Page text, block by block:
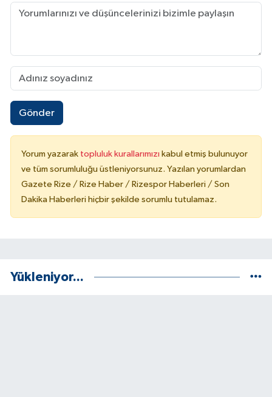
Gönder
Yorum yazarak topluluk kurallarımızı kabul etmiş bulunuyor
ve tüm sorumluluğu üstleniyorsunuz. Yazılan yorumlardan
Gazete Rize / Rize Haber / Rizespor Haberleri / Son
Dakika Haberleri hiçbir şekilde sorumlu tutulamaz.
Yükleniyor...